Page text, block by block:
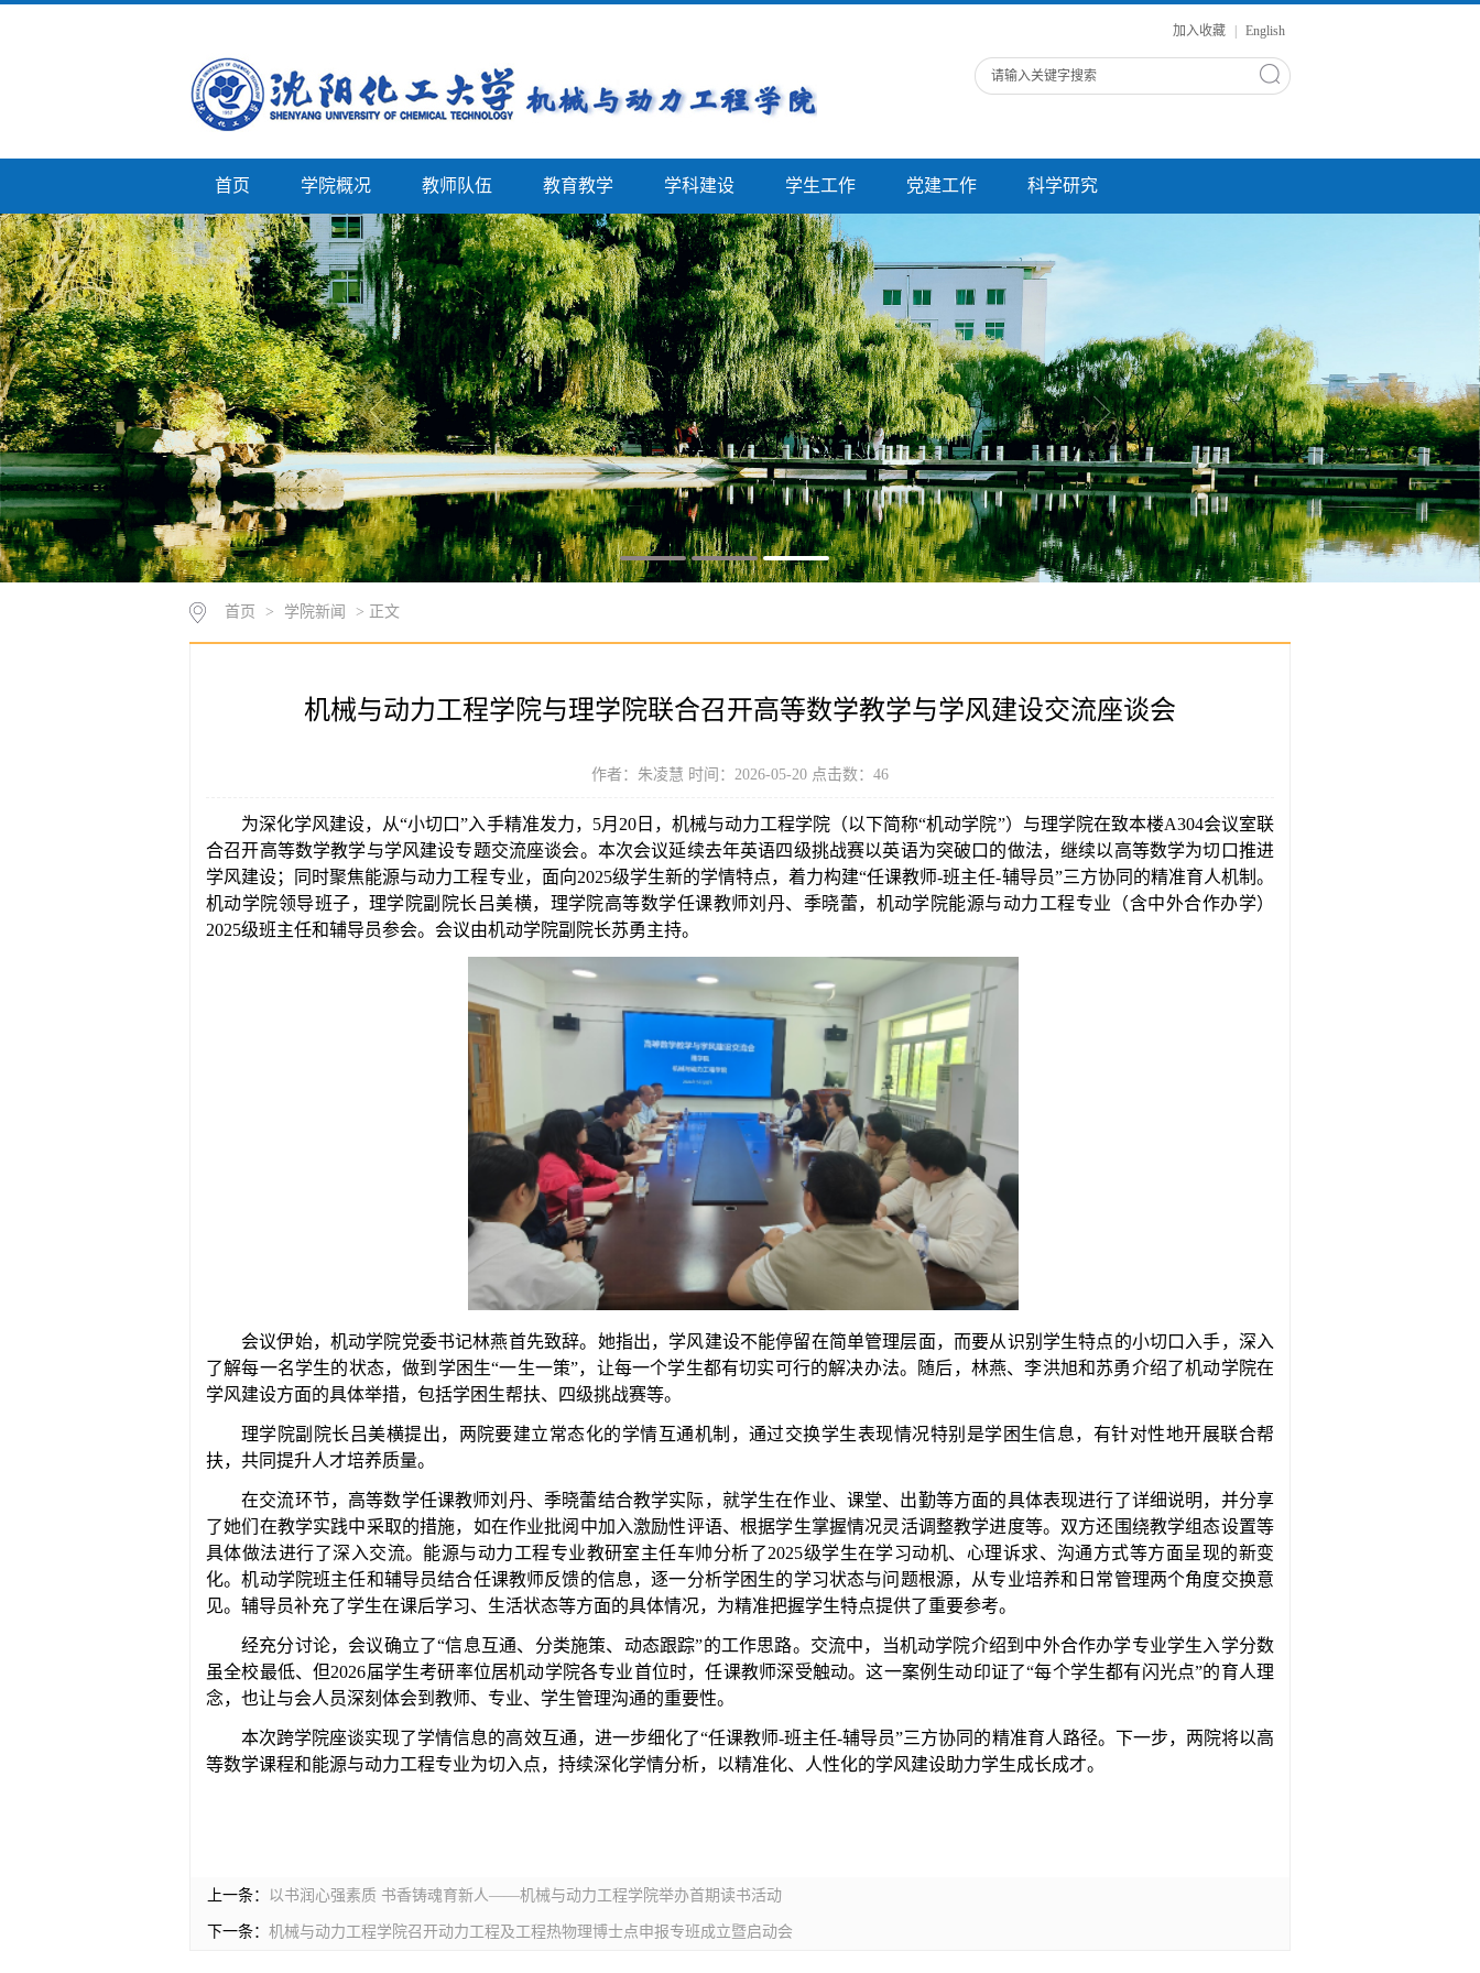
加入收藏 English
首页 学院概况 教师队伍 教育教学 学科建设 学生工作 党建工作 科学研究
首页 > 学院新闻 > 正文
机械与动力工程学院与理学院联合召开高等数学教学与学风建设交流座谈会
作者：朱凌慧 时间：2026-05-20 点击数： 46
为深化学风建设，从“小切口”入手精准发力，5月20日，机械与动力工程学院（以下简称“机动学院”）与理学院在致本楼A304会议室联
合召开高等数学教学与学风建设专题交流座谈会。本次会议延续去年英语四级挑战赛以英语为突破口的做法，继续以高等数学为切口推进
学风建设；同时聚焦能源与动力工程专业，面向2025级学生新的学情特点，着力构建“任课教师-班主任-辅导员”三方协同的精准育人机制。
机动学院领导班子，理学院副院长吕美横，理学院高等数学任课教师刘丹、季晓蕾，机动学院能源与动力工程专业（含中外合作办学）
2025级班主任和辅导员参会。会议由机动学院副院长苏勇主持。
会议伊始，机动学院党委书记林燕首先致辞。她指出，学风建设不能停留在简单管理层面，而要从识别学生特点的小切口入手，深入
了解每一名学生的状态，做到学困生“一生一策”，让每一个学生都有切实可行的解决办法。随后，林燕、李洪旭和苏勇介绍了机动学院在
学风建设方面的具体举措，包括学困生帮扶、四级挑战赛等。
理学院副院长吕美横提出，两院要建立常态化的学情互通机制，通过交换学生表现情况特别是学困生信息，有针对性地开展联合帮
扶，共同提升人才培养质量。
在交流环节，高等数学任课教师刘丹、季晓蕾结合教学实际，就学生在作业、课堂、出勤等方面的具体表现进行了详细说明，并分享
了她们在教学实践中采取的措施，如在作业批阅中加入激励性评语、根据学生掌握情况灵活调整教学进度等。双方还围绕教学组态设置等
具体做法进行了深入交流。能源与动力工程专业教研室主任车帅分析了2025级学生在学习动机、心理诉求、沟通方式等方面呈现的新变
化。机动学院班主任和辅导员结合任课教师反馈的信息，逐一分析学困生的学习状态与问题根源，从专业培养和日常管理两个角度交换意
见。辅导员补充了学生在课后学习、生活状态等方面的具体情况，为精准把握学生特点提供了重要参考。
经充分讨论，会议确立了“信息互通、分类施策、动态跟踪”的工作思路。交流中，当机动学院介绍到中外合作办学专业学生入学分数
虽全校最低、但2026届学生考研率位居机动学院各专业首位时，任课教师深受触动。这一案例生动印证了“每个学生都有闪光点”的育人理
念，也让与会人员深刻体会到教师、专业、学生管理沟通的重要性。
本次跨学院座谈实现了学情信息的高效互通，进一步细化了“任课教师-班主任-辅导员”三方协同的精准育人路径。下一步，两院将以高
等数学课程和能源与动力工程专业为切入点，持续深化学情分析，以精准化、人性化的学风建设助力学生成长成才。
上一条： 以书润心强素质 书香铸魂育新人——机械与动力工程学院举办首期读书活动
下一条： 机械与动力工程学院召开动力工程及工程热物理博士点申报专班成立暨启动会